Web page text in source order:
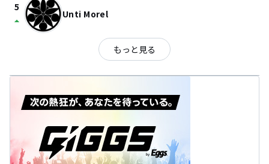
5
arrow_drop_up Unti Morel
もっと見る